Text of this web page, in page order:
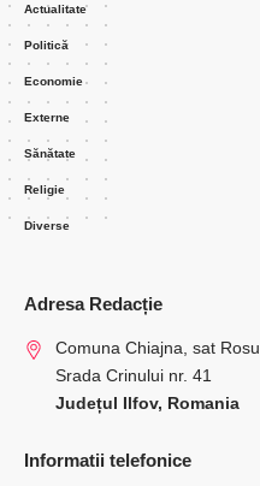
Actualitate
Politică
Economie
Externe
Sănătate
Religie
Diverse
Adresa Redacție
Comuna Chiajna, sat Rosu
Srada Crinului nr. 41
Județul Ilfov, Romania
Informatii telefonice